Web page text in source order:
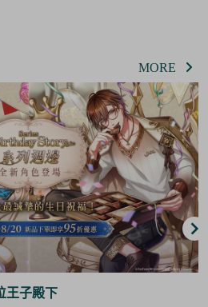
MORE
王子殿下